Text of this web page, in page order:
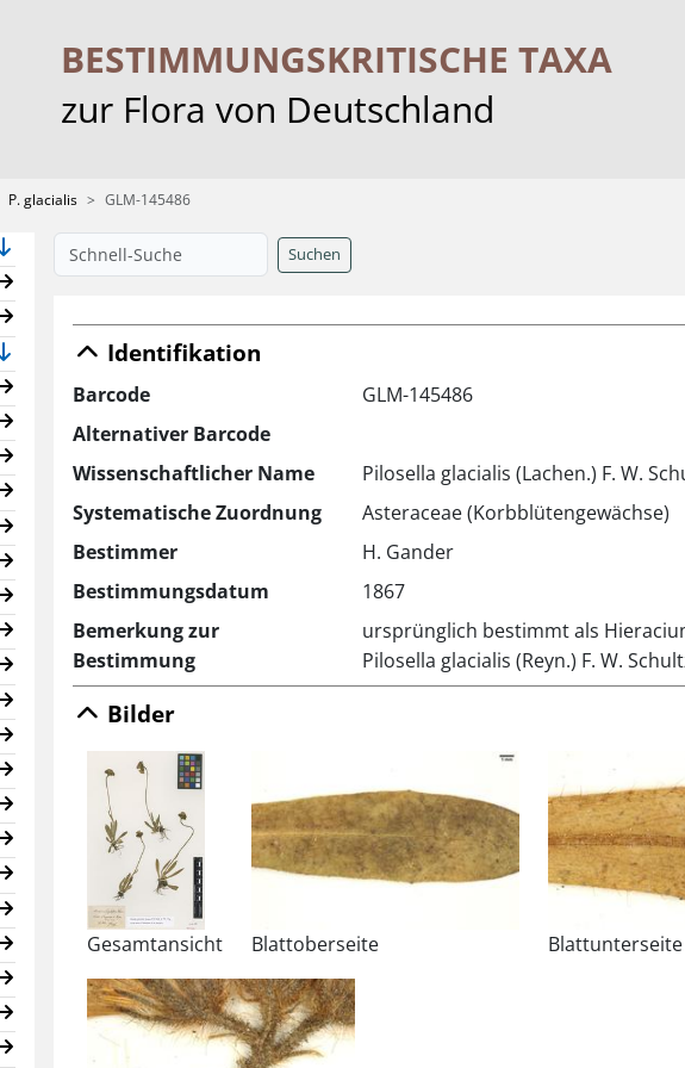
BESTIMMUNGS­KRITISCHE TAXA
zur Flora von Deutschland
P. glacialis GLM-145486
Suchen
Identifikation
Barcode
GLM-145486
Alternativer Barcode
Wissenschaftlicher Name
Pilosella glacialis (Lachen.) F. W.
Systematische Zuordnung
Asteraceae (Korbblütengewächse)
Bestimmer
H. Gander
Bestimmungsdatum
1867
Bemerkung zur
Bestimmung
ursprünglich bestimmt als
Pilosella glacialis (Reyn.) F. W.
Bilder
Gesamtansicht Blattoberseite Blattunterseite